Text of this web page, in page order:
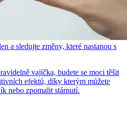
a sledujte změny, které nastanou s
vajíčka, budete se moci těšit
efektů, díky kterým můžete
nebo zpomalit stárnutí.